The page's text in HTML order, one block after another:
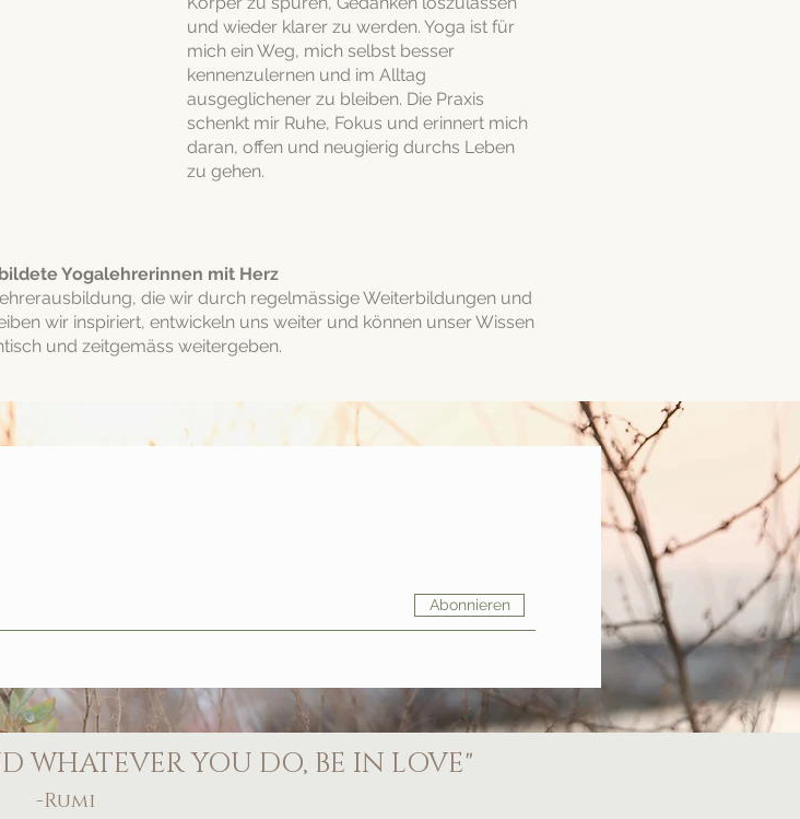
und wieder klarer zu werden. Yoga ist für
mich ein Weg, mich selbst besser
kennenzulernen und im Alltag
ausgeglichener zu bleiben. Die Praxis
schenkt mir Ruhe, Fokus und erinnert mich
daran, offen und neugierig durchs Leben
zu gehen.
Yogalehrerinnen mit Herz
die wir durch regelmässige Weiterbildungen und
wir inspiriert, entwickeln uns weiter und können unser Wissen
und zeitgemäss weitergeben.
Abonnieren
WHATEVER YOU DO, BE IN LOVE"
-Rumi